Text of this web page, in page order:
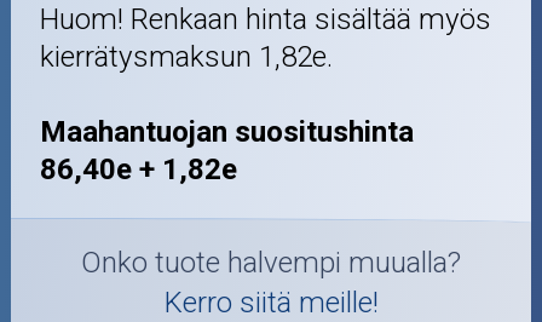
Huom! Renkaan hinta sisältää myös
kierrätysmaksun 1,82e.
Maahantuojan suositushinta
86,40e + 1,82e
Onko tuote halvempi muualla?
Kerro siitä meille!